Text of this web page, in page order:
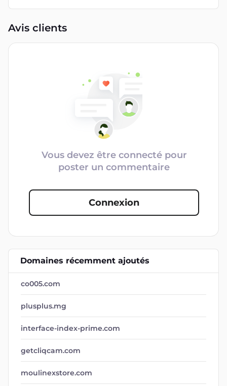
Avis clients
Vous devez être connecté pour
poster un commentaire
Connexion
Domaines récemment ajoutés
co005.com
plusplus.mg
interface-index-prime.com
getcliqcam.com
moulinexstore.com